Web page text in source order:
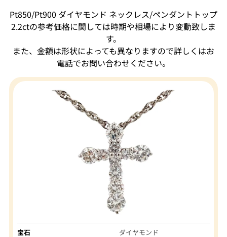
Pt850/Pt900 ダイヤモンド ネックレス/ペンダントトップ
2.2ctの参考価格に関しては時期や相場により変動致しま
す。
また、金額は形状によっても異なりますので詳しくはお
電話でお問い合わせください。
宝石
ダイヤモンド